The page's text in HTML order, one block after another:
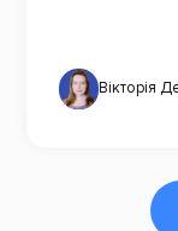
Вікторія